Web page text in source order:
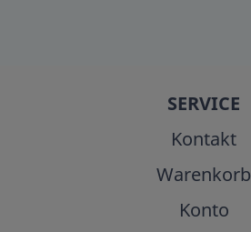
SERVICE
Kontakt
Warenkorb
Konto